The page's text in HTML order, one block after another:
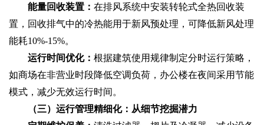
能量回收装置： 在排风系统中安装转轮式全热回收装
置，回收排气中的冷热能用于新风预处理，可降低新风处理
能耗10%-15%。
运行时间优化： 根据建筑使用规律制定分时运行策略，
如商场在非营业时段降低空调负荷，办公楼在夜间采用节能
模式，减少无效运行时间。
（三）运行管理精细化：从细节挖掘潜力